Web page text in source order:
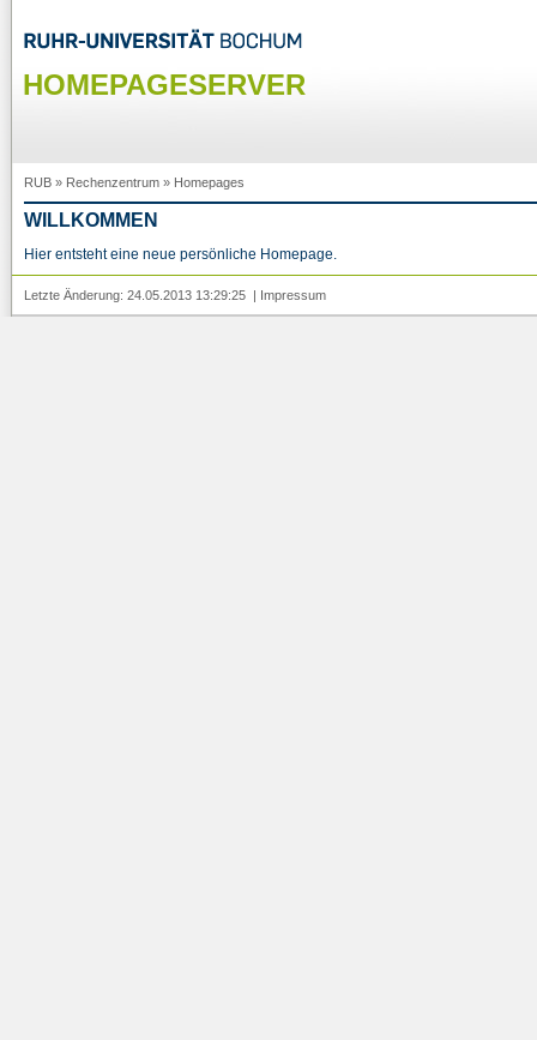
HOMEPAGESERVER
RUB » Rechenzentrum » Homepages
WILLKOMMEN
Hier entsteht eine neue persönliche Homepage.
Letzte Änderung: 24.05.2013 13:29:25 | Impressum